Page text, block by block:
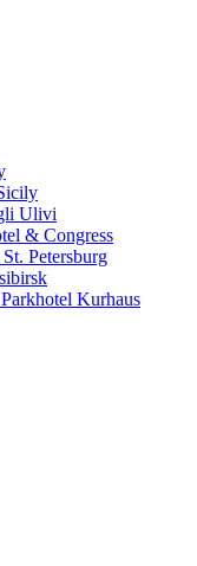
Ulivi
& Congress
Petersburg
Kurhaus